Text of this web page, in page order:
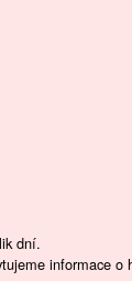
dní.
informace o